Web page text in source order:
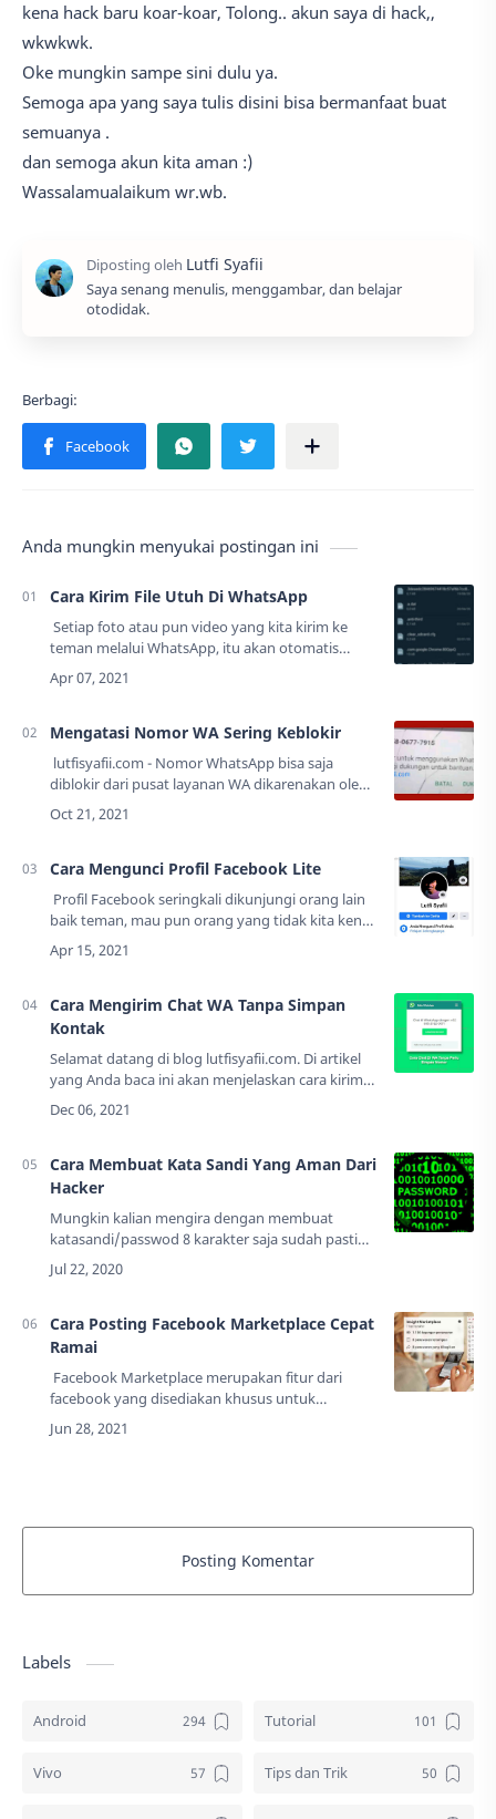
kena hack baru koar-koar, Tolong.. akun saya di hack,,
wkwkwk.
Oke mungkin sampe sini dulu ya.
Semoga apa yang saya tulis disini bisa bermanfaat buat
semuanya .
dan semoga akun kita aman :)
Wassalamualaikum wr.wb.
Saya senang menulis, menggambar, dan belajar
otodidak.
Anda mungkin menyukai postingan ini
Cara Kirim File Utuh Di WhatsApp
Setiap foto atau pun video yang kita kirim ke
teman melalui WhatsApp, itu akan otomatis
terkompres. Maka jangan heran jika gambar hasil
kiriman WhatsApp akan kecil resolusiny…
Mengatasi Nomor WA Sering Keblokir
lutfisyafii.com - Nomor WhatsApp bisa saja
diblokir dari pusat layanan WA dikarenakan oleh
beberapa alasan kebijakan. WhatsApp sendiri
memang memiliki peraturan kebijakan dal…
Cara Mengunci Profil Facebook Lite
Profil Facebook seringkali dikunjungi orang lain
baik teman, mau pun orang yang tidak kita kenal.
Oleh karena itu, kita perlu mengunci profil agar
privasi lebih aman.Seperti …
Cara Mengirim Chat WA Tanpa Simpan
Kontak
Selamat datang di blog lutfisyafii.com. Di artikel
yang Anda baca ini akan menjelaskan cara kirim
pesan atau chat di WhatsApp tanpa simpan
nomor kontak.WhatsApp adalah aplikasi pen…
Cara Membuat Kata Sandi Yang Aman Dari
Hacker
Mungkin kalian mengira dengan membuat
katasandi/passwod 8 karakter saja sudah pasti
aman.Kalian tidak tahu kata sandi/password
seperti apa sih yang aman. Oke sebelum kalian
Cara Posting Facebook Marketplace Cepat
Ramai
Facebook Marketplace merupakan fitur dari
facebook yang disediakan khusus untuk
berjualan di facebook, Anda bisa memposting
dan menjual produk di sana sesuai peraturan
Posting Komentar
Labels
Android Tutorial
Vivo Tips dan Trik